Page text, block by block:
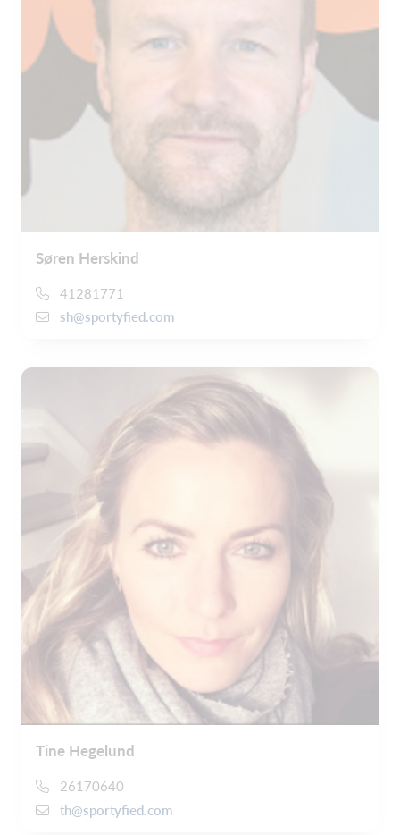
Søren Herskind
41281771
sh@sportyfied.com
Tine Hegelund
26170640
th@sportyfied.com